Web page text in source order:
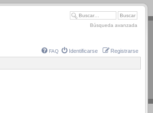
Búsqueda avanzada
FAQ Identificarse Registrarse